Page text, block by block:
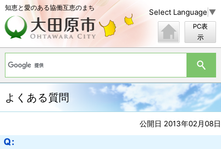
知恵と愛のある協働互恵のまち Select Language ▼
PC表
示
よくある質問
公開日 2013年02月08日